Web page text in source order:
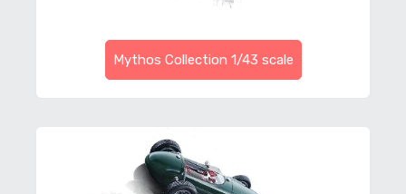
Mythos Collection 1/43 scale